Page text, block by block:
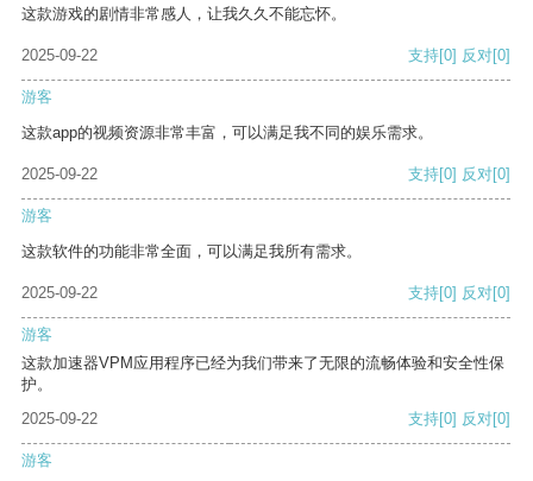
这款游戏的剧情非常感人，让我久久不能忘怀。
2025-09-22 支持[0] 反对[0]
游客
这款app的视频资源非常丰富，可以满足我不同的娱乐需求。
2025-09-22 支持[0] 反对[0]
游客
这款软件的功能非常全面，可以满足我所有需求。
2025-09-22 支持[0] 反对[0]
游客
这款加速器VPM应用程序已经为我们带来了无限的流畅体验和安全性保
护。
2025-09-22
支持[0] 反对[0]
游客